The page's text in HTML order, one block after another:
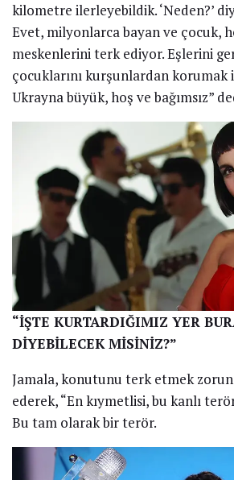
kilometre ilerleyebildik. ‘Neden?’
Evet, milyonlarca bayan ve çocuk,
meskenlerini terk ediyor. Eşlerini
çocuklarını kurşunlardan korumak
Ukrayna büyük, hoş ve bağımsız”
“İŞTE KURTARDIĞIMIZ YER
DİYEBİLECEK MİSİNİZ?”
Jamala, konutunu terk etmek
ederek, “En kıymetlisi, bu kanlı
Bu tam olarak bir terör.